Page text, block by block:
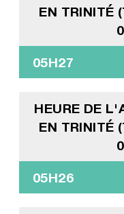
EN TRINITÉ
05H27
HEURE DE
EN TRINITÉ
05H26